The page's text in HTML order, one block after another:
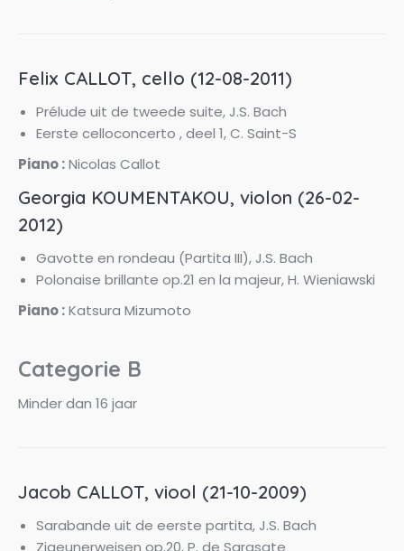
Felix CALLOT, cello (12-08-2011)
Prélude uit de tweede suite, J.S. Bach
Eerste celloconcerto , deel 1, C. Saint-S
Piano :Nicolas Callot
Georgia KOUMENTAKOU, violon (26-02-
2012)
Gavotte en rondeau (Partita III), J.S. Bach
Polonaise brillante op.21 en la majeur, H. Wieniawski
Piano :Katsura Mizumoto
Categorie B
Minder dan 16 jaar
Jacob CALLOT, viool (21-10-2009)
Sarabande uit de eerste partita, J.S. Bach
Zigeunerweisen op.20, P. de Sarasate